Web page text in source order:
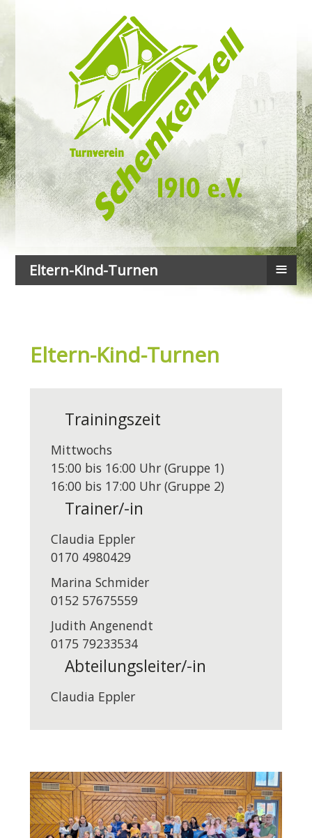
Eltern-Kind-Turnen ≡
Eltern-Kind-Turnen
Trainingszeit
Mittwochs
15:00 bis 16:00 Uhr (Gruppe 1)
16:00 bis 17:00 Uhr (Gruppe 2)
Trainer/-in
Claudia Eppler
0170 4980429
Marina Schmider
0152 57675559
Judith Angenendt
0175 79233534
Abteilungsleiter/-in
Claudia Eppler